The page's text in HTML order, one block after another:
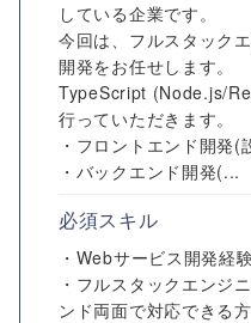
している企業です。
今回は、フルスタック
開発をお任せします。
TypeScript (Node.js/
行っていただきます。
・フロントエンド開発
・バックエンド開発(...
必須スキル
・Webサービス開発経
・フルスタックエンジ
ンド両面で対応できる方